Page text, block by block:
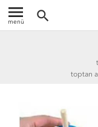
menu
menü search
toptan